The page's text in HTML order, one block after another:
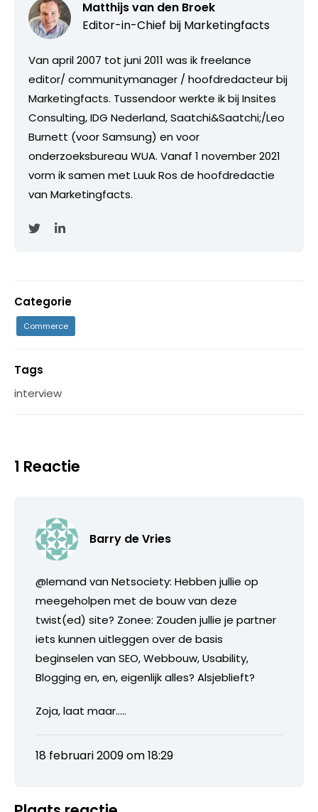
Matthijs van den Broek
Editor-in-Chief bij Marketingfacts
Van april 2007 tot juni 2011 was ik freelance
editor/ communitymanager / hoofdredacteur bij
Marketingfacts. Tussendoor werkte ik bij Insites
Consulting, IDG Nederland, Saatchi&Saatchi;/Leo
Burnett (voor Samsung) en voor
onderzoeksbureau WUA. Vanaf 1 november 2021
vorm ik samen met Luuk Ros de hoofdredactie
van Marketingfacts.
Categorie
Commerce
Tags
interview
1 Reactie
Barry de Vries
@Iemand van Netsociety: Hebben jullie op
meegeholpen met de bouw van deze
twist(ed) site? Zonee: Zouden jullie je partner
iets kunnen uitleggen over de basis
beginselen van SEO, Webbouw, Usability,
Blogging en, en, eigenlijk alles? Alsjeblieft?
Zoja, laat maar…..
18 februari 2009 om 18:29